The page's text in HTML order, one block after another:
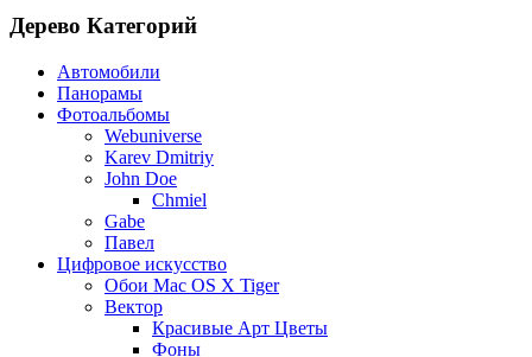
Дерево Категорий
Автомобили
Панорамы
Фотоальбомы
Webuniverse
Karev Dmitriy
John Doe
Chmiel
Gabe
Павел
Цифровое искусство
Обои Mac OS X Tiger
Вектор
Красивые Арт Цветы
Фоны